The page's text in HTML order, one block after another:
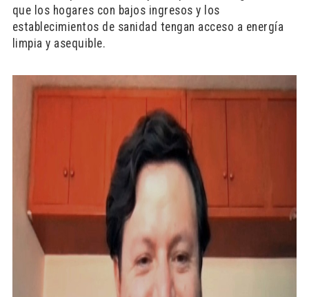
que los hogares con bajos ingresos y los
establecimientos de sanidad tengan acceso a energía
limpia y asequible.